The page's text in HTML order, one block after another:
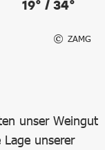
19° / 34°
ZAMG
unser Weingut
unserer